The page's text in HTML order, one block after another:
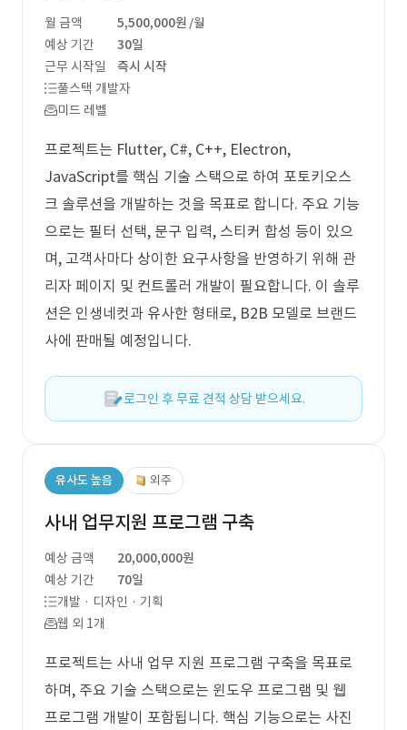
월 금액 5,500,000원 /월
예상 기간
30일
근무 시작일
즉시 시작
풀스택 개발자
미드 레벨
프로젝트는 Flutter, C#, C++, Electron,
JavaScript를 핵심 기술 스택으로 하여 포토키오스
크 솔루션을 개발하는 것을 목표로 합니다. 주요 기능
으로는 필터 선택, 문구 입력, 스티커 합성 등이 있으
며, 고객사마다 상이한 요구사항을 반영하기 위해 관
리자 페이지 및 컨트롤러 개발이 필요합니다. 이 솔루
션은 인생네컷과 유사한 형태로, B2B 모델로 브랜드
사에 판매될 예정입니다.
로그인 후 무료 견적 상담 받으세요.
유사도 높음 외주
사내 업무지원 프로그램 구축
예상 금액
20,000,000원
예상 기간
70일
개발 · 디자인 · 기획
웹 외 1개
프로젝트는 사내 업무 지원 프로그램 구축을 목표로
하며, 주요 기술 스택으로는 윈도우 프로그램 및 웹
프로그램 개발이 포함됩니다. 핵심 기능으로는 사진